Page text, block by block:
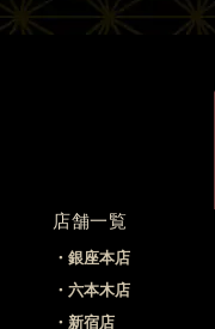
店舗一覧
銀座本店
六本木店
新宿店